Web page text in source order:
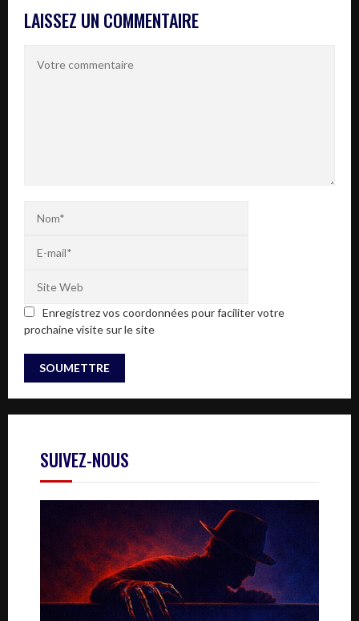
LAISSEZ UN COMMENTAIRE
Enregistrez vos coordonnées pour faciliter votre
prochaine visite sur le site
SUIVEZ-NOUS